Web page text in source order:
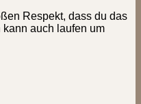
Respekt, dass du das
kann auch laufen um